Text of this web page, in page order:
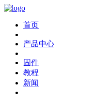
首页
产品中心
固件
教程
新闻